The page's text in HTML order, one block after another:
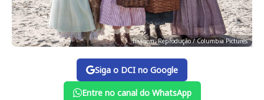
Imagem: Reprodução / Columbia Pictures
Siga o DCI no Google
Entre no canal do WhatsApp